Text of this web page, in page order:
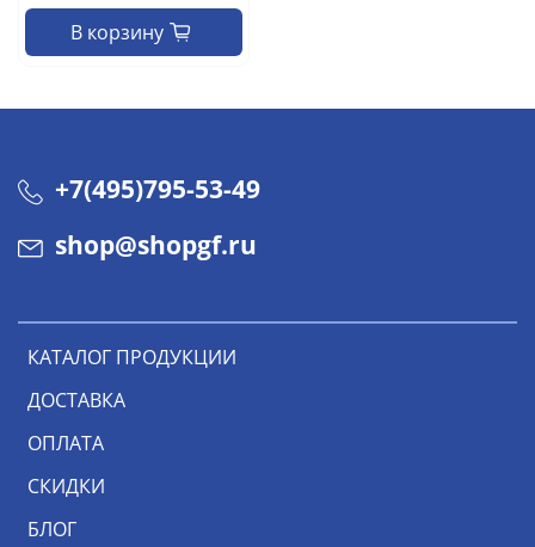
В корзину
КАТАЛОГ ПРОДУКЦИИ
ДОСТАВКА
ОПЛАТА
СКИДКИ
БЛОГ
+7(495)795-53-49
shop@shopgf.ru